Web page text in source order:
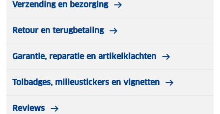
Verzending en bezorging
Retour en terugbetaling
Garantie, reparatie en artikelklachten
Tolbadges, milieustickers en vignetten
Reviews